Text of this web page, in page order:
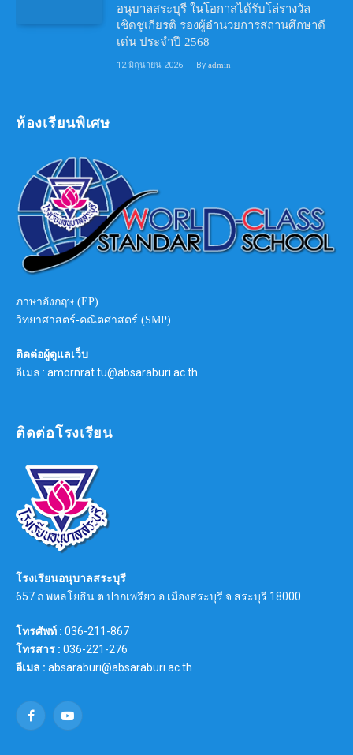
อนุบาลสระบุรี ในโอกาสได้รับโล่รางวัล
เชิดชูเกียรติ รองผู้อำนวยการสถานศึกษาดี
เด่น ประจำปี 2568
12 มิถุนายน 2026 By admin
ห้องเรียนพิเศษ
ภาษาอังกฤษ (EP)
วิทยาศาสตร์-คณิตศาสตร์ (SMP)
ติดต่อผู้ดูแลเว็บ
อีเมล : amornrat.tu@absaraburi.ac.th
ติดต่อโรงเรียน
โรงเรียนอนุบาลสระบุรี
657 ถ.พหลโยธิน ต.ปากเพรียว อ.เมืองสระบุรี จ.สระบุรี 18000
โทรศัพท์ : 036-211-867
โทรสาร : 036-221-276
อีเมล : absaraburi@absaraburi.ac.th
FacebookYouTube